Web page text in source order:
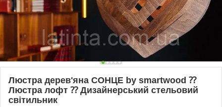
Люстра дерев'яна СОНЦЕ by smartwood ⁇
Люстра лофт ⁇ Дизайнерський стельовий
світильник